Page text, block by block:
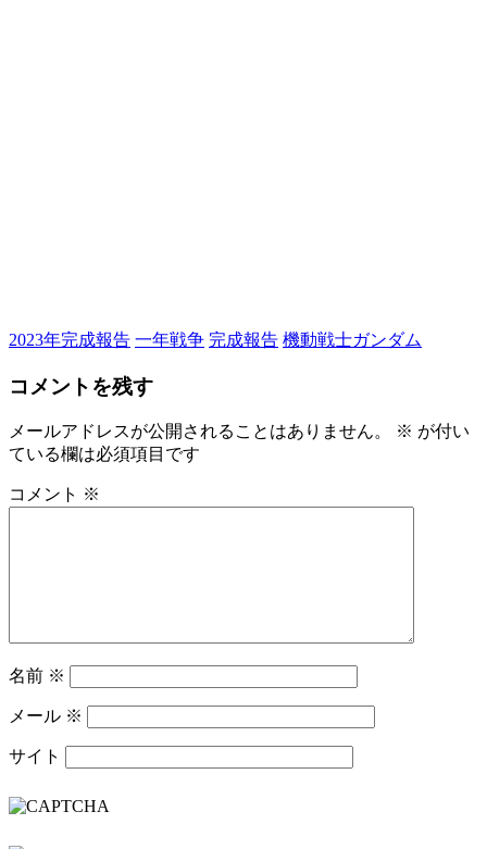
2023年完成報告 一年戦争 完成報告 機動戦士ガンダム
コメントを残す
メールアドレスが公開されることはありません。 ※ が付い
ている欄は必須項目です
コメント ※
名前 ※
メール ※
サイト